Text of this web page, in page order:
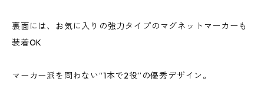
裏面には、お気に入りの強力タイプのマグネットマーカーも
装着OK
マーカー派を問わない“1本で2役”の優秀デザイン。